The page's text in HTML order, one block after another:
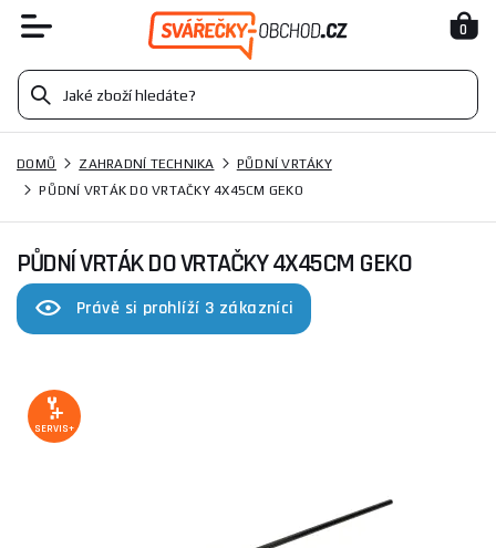
0
DOMŮ ZAHRADNÍ TECHNIKA
PŮDNÍ VRTÁKY
PŮDNÍ VRTÁK DO VRTAČKY 4X45CM GEKO
PŮDNÍ VRTÁK DO VRTAČKY 4X45CM GEKO
Právě si prohlíží 3 zákazníci
SERVIS+